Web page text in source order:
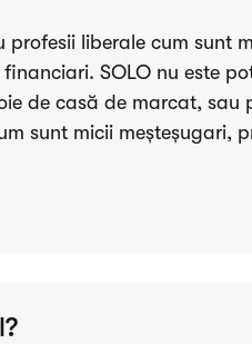
profesii liberale cum sunt
SOLO nu este
de casă de marcat, sau
sunt micii meșteșugari,